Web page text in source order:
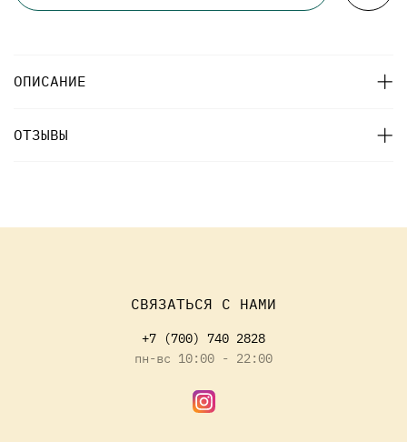
ОПИСАНИЕ
ОТЗЫВЫ
СВЯЗАТЬСЯ С НАМИ
+7 (700) 740 2828
пн-вс 10:00 - 22:00